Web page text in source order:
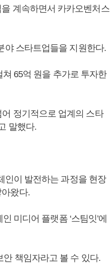
계속하면서 카카오벤처스
야 스타트업들을 지원한다.
65억 원을 추가로 투자한
정기적으로 업계의 스타
말했다.
인이 발전하는 과정을 현장
왔다.
미디어 플랫폼 ‘스팀잇’에
책임자라고 볼 수 있다.